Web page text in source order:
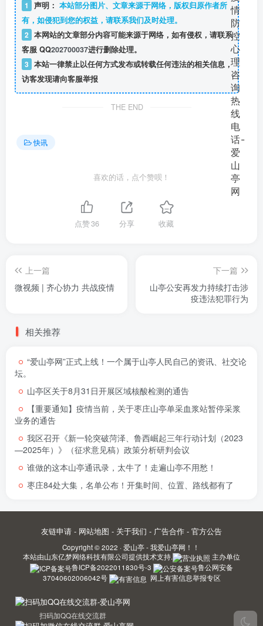
1 声明： 本站部分图片、文章来源于网络，版权归原作者所
有，如侵犯到您的权益，请联系我们及时处理。
2 本网站的文章部分内容可能来源于网络，如有侵权，请联系
客服 QQ202700037进行删除处理。
3 本站一律禁止以任何方式发布或转载任何违法的相关信息，
访客发现请向客服举报
THE END
快讯
喜欢的话，点个赞呗！
点赞36 分享 收藏
上一篇
微视频 | 齐心协力 共战疫情
下一篇
山亭公安再发力持续打击涉
疫违法犯罪行为
相关推荐
“爱山亭网”正式上线！一个属于山亭人民自己的资讯、社交论
坛。
山亭区关于8月31日开展区域核酸检测的通告
【重要通知】疫情当前，关于枣庄山亭单采血浆站暂停采浆
业务的通告
我区召开《新一轮突破菏泽、鲁西崛起三年行动计划（2023
—2025年）》（征求意见稿）政策分析研判会议
谁做的这本山亭通讯录，太牛了！走遍山亭不用愁！
枣庄84处大集，名单公布！开集时间、位置、路线都有了
友链申请 - 网站地图 - 关于我们 - 广告合作 - 官方公告
Copyright © 2022 · 爱山亭 - 我爱山亭网！！
本站由山东亿梦网络科技有限公司提供技术支持.
主办单位
鲁ICP备2022011830号-3
鲁公网安备
37040602006042号
网上有害信息举报专区
扫码加QQ在线交流群